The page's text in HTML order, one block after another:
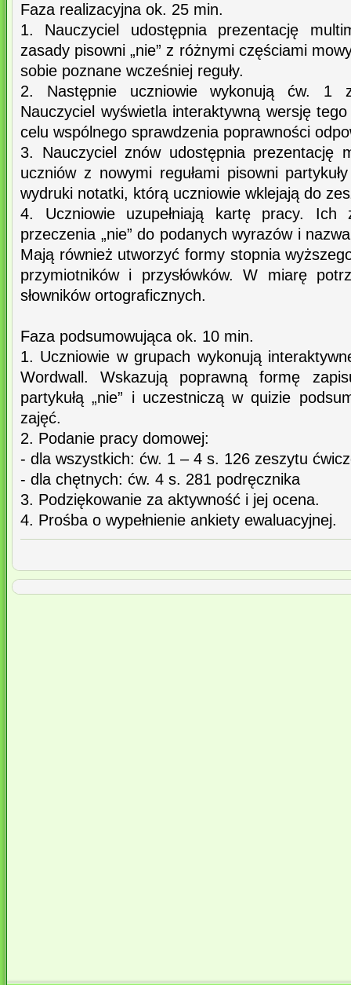
Faza realizacyjna ok. 25 min.
1. Nauczyciel udostępnia prezentację
zasady pisowni „nie” z różnymi częściami
sobie poznane wcześniej reguły.
2. Następnie uczniowie wykonują ćw. 1
Nauczyciel wyświetla interaktywną wersję
celu wspólnego sprawdzenia poprawności
3. Nauczyciel znów udostępnia prezentację
uczniów z nowymi regułami pisowni
wydruki notatki, którą uczniowie wklejają do
4. Uczniowie uzupełniają kartę pracy. Ich
przeczenia „nie” do podanych wyrazów i
Mają również utworzyć formy stopnia
przymiotników i przysłówków. W miarę
słowników ortograficznych.
Faza podsumowująca ok. 10 min.
1. Uczniowie w grupach wykonują
Wordwall. Wskazują poprawną formę
partykułą „nie” i uczestniczą w quizie
zajęć.
2. Podanie pracy domowej:
- dla wszystkich: ćw. 1 – 4 s. 126 zeszytu
- dla chętnych: ćw. 4 s. 281 podręcznika
3. Podziękowanie za aktywność i jej ocena.
4. Prośba o wypełnienie ankiety ewaluacyjnej.